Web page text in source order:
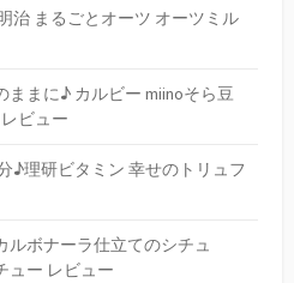
治 まるごとオーツ オーツミル
ままに♪ カルビー miinoそら豆
ビュー
♪理研ビタミン 幸せのトリュフ
ルボナーラ仕立てのシチュ
ュー レビュー